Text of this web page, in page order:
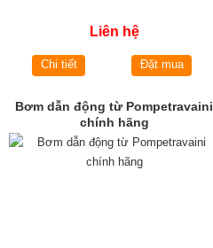
Liên hệ
Chi tiết Đặt mua
Bơm dẫn động từ Pompetravaini
chính hãng